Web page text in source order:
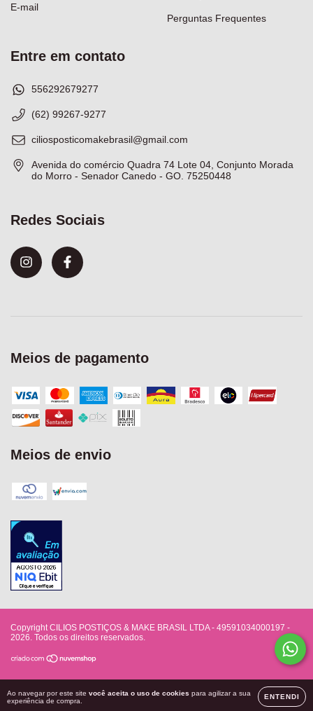
Ao navegar por este site você aceita o uso de cookies para agilizar a sua
experiência de compra.
ENTENDI
E-mail
Perguntas Frequentes
Entre em contato
556292679277
(62) 99267-9277
ciliosposticomakebrasil@gmail.com
Avenida do comércio Quadra 74 Lote 04, Conjunto Morada
do Morro - Senador Canedo - GO. 75250448
Redes Sociais
Meios de pagamento
Meios de envio
Copyright CILIOS POSTIÇOS & MAKE BRASIL LTDA - 49591034000197 -
2026. Todos os direitos reservados.